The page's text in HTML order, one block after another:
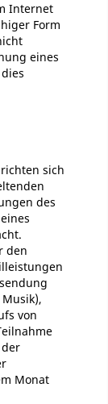
Internet
Form
eines
sich
des
den
von
Monat